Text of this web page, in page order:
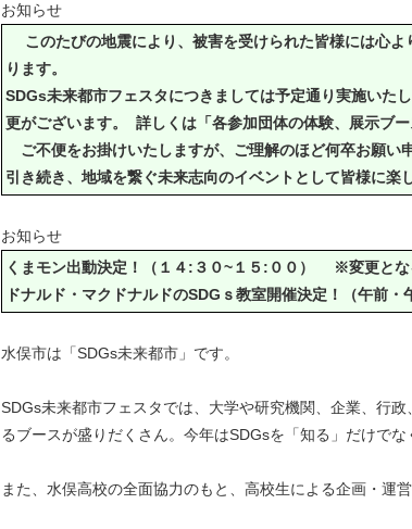
お知らせ
このたびの地震により、被害を受けられた皆様には心よ
ります。
SDGs未来都市フェスタにつきましては予定通り実施いた
更がございます。 詳しくは「各参加団体の体験、展示ブー
ご不便をお掛けいたしますが、ご理解のほど何卒お願い
引き続き、地域を繋ぐ未来志向のイベントとして皆様に
お知らせ
くまモン出動決定！（１４:３０~１５:００）
※変更とな
ドナルド・マクドナルドのSDGｓ教室開催決定！（午前・
水俣市は「SDGs未来都市」です。
SDGs未来都市フェスタでは、大学や研究機関、企業、行
るブースが盛りだくさん。今年はSDGsを「知る」だけで
また、水俣高校の全面協力のもと、高校生による企画・運